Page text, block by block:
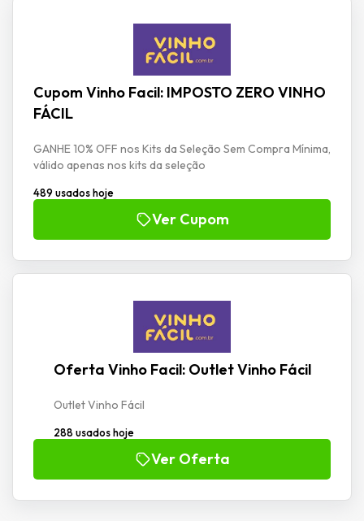
Cupom Vinho Facil: IMPOSTO ZERO VINHO
FÁCIL
GANHE 10% OFF nos Kits da Seleção Sem Compra Mínima,
válido apenas nos kits da seleção
489 usados hoje
Ver Cupom
Oferta Vinho Facil: Outlet Vinho Fácil
Outlet Vinho Fácil
288 usados hoje
Ver Oferta